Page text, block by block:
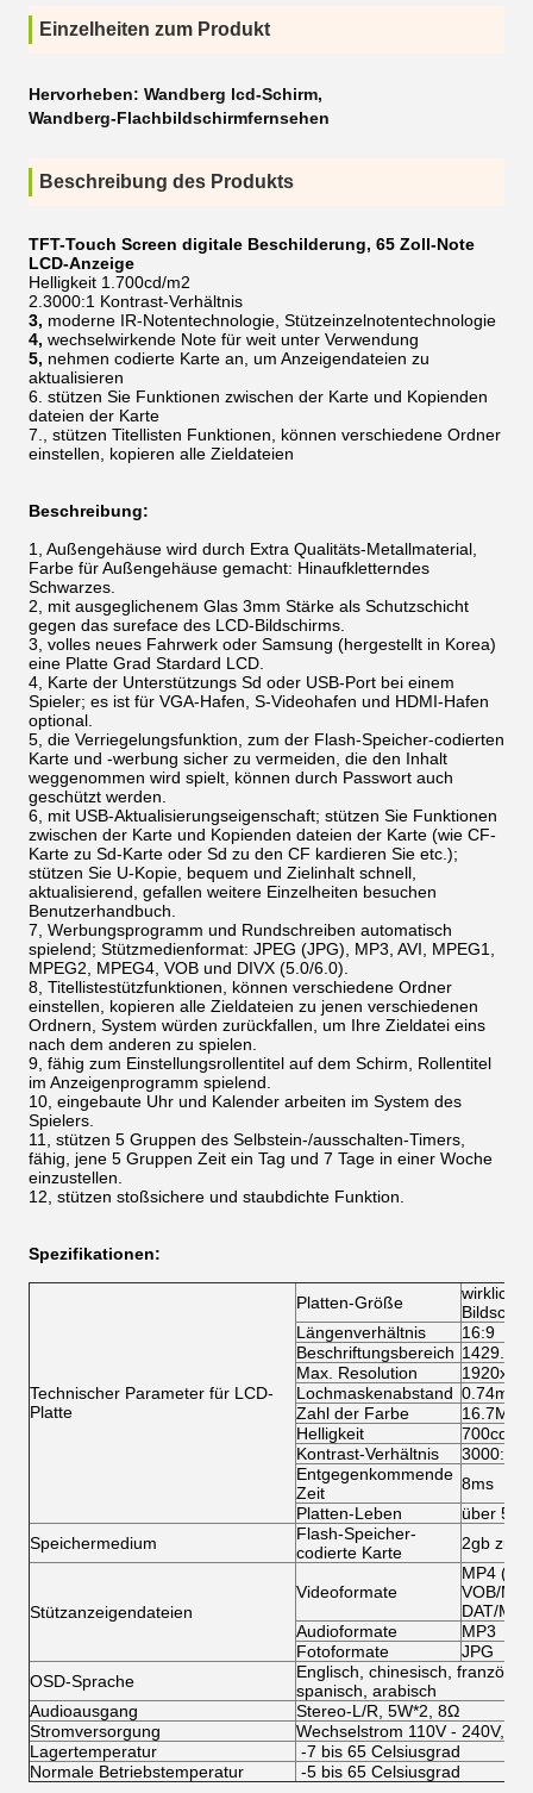
Einzelheiten zum Produkt
Hervorheben: Wandberg lcd-Schirm,
Wandberg-Flachbildschirmfernsehen
Beschreibung des Produkts
TFT-Touch Screen digitale Beschilderung, 65 Zoll-Note
LCD-Anzeige
Helligkeit 1.700cd/m2
2.3000:1 Kontrast-Verhältnis
3, moderne IR-Notentechnologie, Stützeinzelnotentechnologie
4, wechselwirkende Note für weit unter Verwendung
5, nehmen codierte Karte an, um Anzeigendateien zu
aktualisieren
6. stützen Sie Funktionen zwischen der Karte und Kopienden
dateien der Karte
7.
, stützen Titellisten Funktionen, können verschiedene Ordner
einstellen, kopieren alle Zieldateien
Beschreibung:
1, Außengehäuse wird durch Extra Qualitäts-Metallmaterial,
Farbe für Außengehäuse gemacht: Hinaufkletterndes
Schwarzes.
2, mit ausgeglichenem Glas 3mm Stärke als Schutzschicht
gegen das sureface des LCD-Bildschirms.
3, volles neues Fahrwerk oder Samsung (hergestellt in Korea)
eine Platte Grad Stardard LCD.
4, Karte der Unterstützungs Sd oder USB-Port bei einem
Spieler; es ist für VGA-Hafen, S-Videohafen und HDMI-Hafen
optional.
5, die Verriegelungsfunktion, zum der Flash-Speicher-codierten
Karte und -werbung sicher zu vermeiden, die den Inhalt
weggenommen wird spielt, können durch Passwort auch
geschützt werden.
6, mit USB-Aktualisierungseigenschaft; stützen Sie Funktionen
zwischen der Karte und Kopienden dateien der Karte (wie CF-
Karte zu Sd-Karte oder Sd zu den CF kardieren Sie etc.);
stützen Sie U-Kopie, bequem und Zielinhalt schnell,
aktualisierend, gefallen weitere Einzelheiten besuchen
Benutzerhandbuch.
7, Werbungsprogramm und Rundschreiben automatisch
spielend; Stützmedienformat: JPEG (JPG), MP3, AVI, MPEG1,
MPEG2, MPEG4, VOB und DIVX (5.0/6.0).
8, Titellistestützfunktionen, können verschiedene Ordner
einstellen, kopieren alle Zieldateien zu jenen verschiedenen
Ordnern, System würden zurückfallen, um Ihre Zieldatei eins
nach dem anderen zu spielen.
9, fähig zum Einstellungsrollentitel auf dem Schirm, Rollentitel
im Anzeigenprogramm spielend.
10, eingebaute Uhr und Kalender arbeiten im System des
Spielers.
11, stützen 5 Gruppen des Selbstein-/ausschalten-Timers,
fähig, jene 5 Gruppen Zeit ein Tag und 7 Tage in einer Woche
einzustellen.
12, stützen stoßsichere und staubdichte Funktion.
Spezifikationen:
Technischer Parameter für LCD-
Platte
Platten-Größe
Längenverhältnis
16:9
Beschriftungsbereich
Max. Resolution
1920x
Lochmaskenabstand 0.74mm
Zahl der Farbe
16.7M
Helligkeit
700cd/
Kontrast-Verhältnis
3000:1
Entgegenkommende
Zeit
8ms
Platten-Leben
über
Speichermedium
Flash-Speicher-
codierte Karte
2gb zu
Stützanzeigendateien
Videoformate
MP4
VOB/
DAT/
Audioformate
MP3
Fotoformate
JPG
OSD-Sprache
Englisch, chinesisch,
spanisch, arabisch
Audioausgang
Stereo-L/R, 5W*2, 8Ω
Stromversorgung
Wechselstrom 110V - 240V,
Lagertemperatur
-7 bis 65 Celsiusgrad
Normale Betriebstemperatur
-5 bis 65 Celsiusgrad